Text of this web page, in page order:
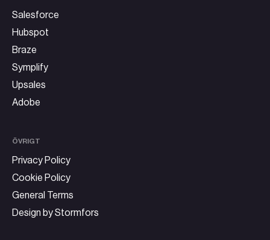
Salesforce
Hubspot
Braze
Symplify
Upsales
Adobe
ÖVRIGT
Privacy Policy
Cookie Policy
General Terms
Design by Stormfors